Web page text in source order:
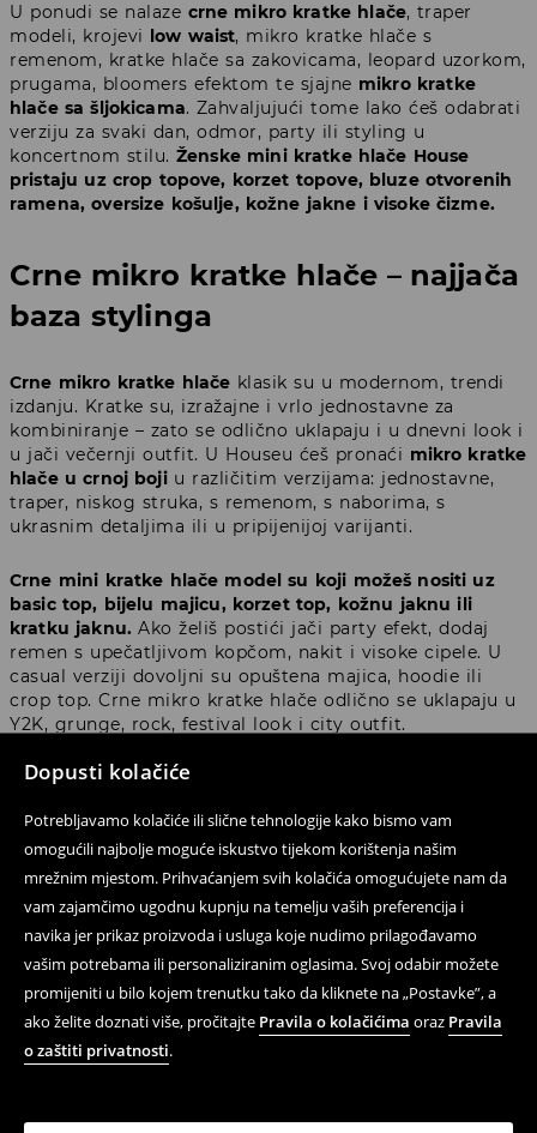
Dopusti kolačiće
Potrebljavamo kolačiće ili slične tehnologije kako bismo vam
omogućili najbolje moguće iskustvo tijekom korištenja našim
mrežnim mjestom. Prihvaćanjem svih kolačića omogućujete nam da
vam zajamčimo ugodnu kupnju na temelju vaših preferencija i
navika jer prikaz proizvoda i usluga koje nudimo prilagođavamo
vašim potrebama ili personaliziranim oglasima. Svoj odabir možete
promijeniti u bilo kojem trenutku tako da kliknete na „Postavke”, a
ako želite doznati više, pročitajte Pravila o kolačićima oraz Pravila
o zaštiti privatnosti.
U ponudi se nalaze crne mikro kratke hlače, traper
modeli, krojevi
low waist, mikro kratke hlače s
remenom, kratke hlače sa zakovicama, leopard uzorkom,
prugama, bloomers efektom te sjajne mikro kratke
hlače sa šljokicama. Zahvaljujući tome lako ćeš odabrati
verziju za svaki dan, odmor, party ili styling u
koncertnom stilu. Ženske mini kratke hlače House
pristaju uz crop topove, korzet topove, bluze otvorenih
ramena, oversize košulje, kožne jakne i visoke čizme.
Crne mikro kratke hlače – najjača
baza stylinga
Crne mikro kratke hlače klasik su u modernom, trendi
izdanju. Kratke su, izražajne i vrlo jednostavne za
kombiniranje – zato se odlično uklapaju i u dnevni look i
u jači večernji outfit. U Houseu ćeš pronaći mikro kratke
hlače u crnoj bojiu različitim verzijama: jednostavne,
traper, niskog struka, s remenom, s naborima, s
ukrasnim detaljima ili u pripijenijoj varijanti.
Crne mini kratke hlače model su koji možeš nositi uz
basic top, bijelu majicu, korzet top, kožnu jaknu ili
kratku jaknu. Ako želiš postići jači party efekt, dodaj
remen s upečatljivom kopčom, nakit i visoke cipele. U
casual verziji dovoljni su opuštena majica, hoodie ili
crop top. Crne mikro kratke hlače odlično se uklapaju u
Y2K, grunge, rock, festival look i city outfit.
Mikro kratke hlače low waist –
kroj niskog struka u duhu 2000-ih
Jedan od najvažnijih trendova u ovoj kategoriji su
kratke hlače low waist
, odnosno kratki modeli niskog
struka. To je kroj snažno povezan s modom 2000-ih, koji
se vratio u novom, još stiliziranijem izdanju.Mini kratke
hlače low waist najbolje izgledaju uz kratke topove,
pripijene majice, bluze otvorenih ramena i korzet
krojeve.
ali i smeđe, grafitne ili uzorkovane modele. Posebno